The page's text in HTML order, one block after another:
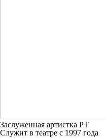
Заслуженная артистка РТ
Служит в театре с 1997 года